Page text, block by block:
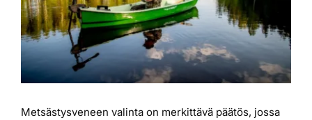
Asiakaskokemuksia
Metsästysveneen valinta on merkittävä päätös, jossa